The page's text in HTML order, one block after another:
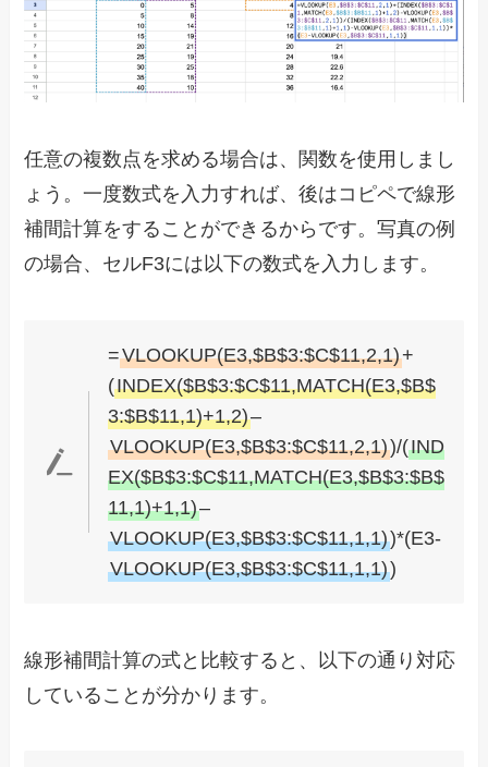
任意の複数点を求める場合は、関数を使用しまし
ょう。一度数式を入力すれば、後はコピペで線形
補間計算をすることができるからです。写真の例
の場合、セルF3には以下の数式を入力します。
=VLOOKUP(E3,$B$3:$C$11,2,1)+
(INDEX($B$3:$C$11,MATCH(E3,$B$
3:$B$11,1)+1,2)–
VLOOKUP(E3,$B$3:$C$11,2,1))/(IND
EX($B$3:$C$11,MATCH(E3,$B$3:$B$
11,1)+1,1)–
VLOOKUP(E3,$B$3:$C$11,1,1))*(E3-
VLOOKUP(E3,$B$3:$C$11,1,1))
線形補間計算の式と比較すると、以下の通り対応
していることが分かります。